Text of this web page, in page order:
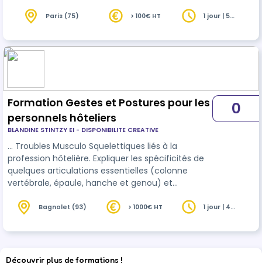
avoir un impact sur le sommeil et la santé à
pratiques pour reconnaître et gérer ce stress :
temps de lâcher-prise par un travail sur le corps
Paris (75) > 100€ HT
1 jour | 5
Formation Gestes et Postures pour les
personnels hôteliers
BLANDINE STINTZY EI - DISPONIBILITE CREATIVE
… Troubles Musculo Squelettiques liés à la
profession hôtelière. Expliquer les spécificités de
quelques articulations essentielles (colonne
vertébrale, épaule, hanche et genou) et
à repérer/éviter les
gestes/postures qui peuvent
Appropriation de pratiques d’échauffement et de
0
Bagnolet (93) > 1000€ HT
1 jour | 4
Découvrir plus de formations !